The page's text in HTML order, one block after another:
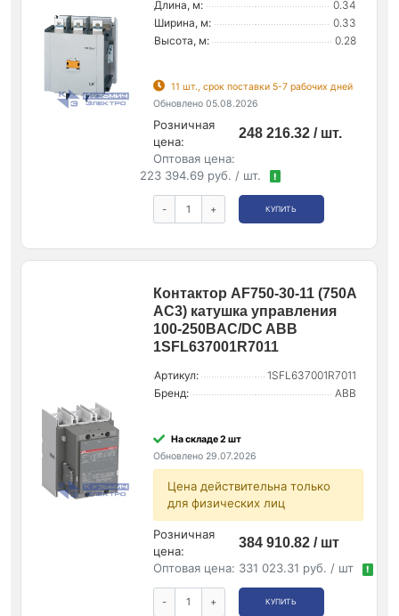
Длина, м:
0.34
Ширина, м:
0.33
Высота, м:
0.28
11 шт., срок поставки 5-7 рабочих дней
Обновлено 05.08.2026
Розничная
цена:
248 216.32 / шт.
Оптовая цена:
223 394.69 руб. / шт.
!
- + КУПИТЬ
Контактор AF750-30-11 (750А
AC3) катушка управления
100-250ВAC/DC ABB
1SFL637001R7011
Артикул:
1SFL637001R7011
Бренд:
ABB
На складе 2 шт
Обновлено 29.07.2026
Цена действительна только
для физических лиц
Розничная
цена:
384 910.82 / шт
Оптовая цена: 331 023.31 руб. / шт !
- + КУПИТЬ